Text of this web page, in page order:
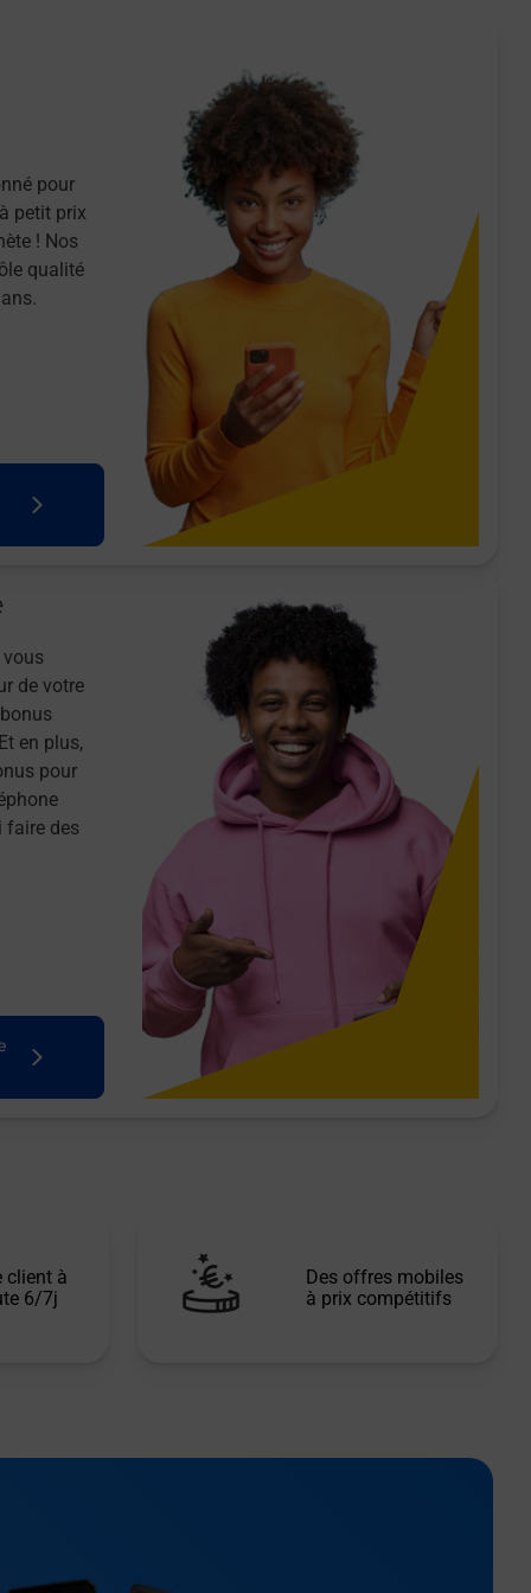
pour
petit prix
! Nos
qualité
vous
de votre
en plus,
pour
faire des
client à
6/7j
Des offres mobiles
à prix compétitifs